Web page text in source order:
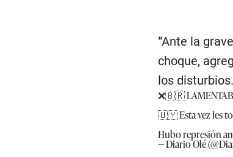
“Ante la
choque,
los disturbios.
❌🇧🇷
🇺🇾 Esta vez les
Hubo represión
— Diario Olé